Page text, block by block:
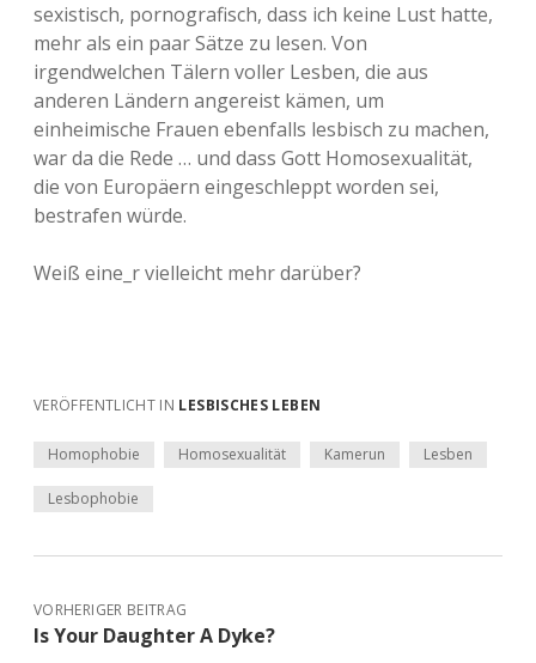
sexistisch, pornografisch, dass ich keine Lust hatte,
mehr als ein paar Sätze zu lesen. Von
irgendwelchen Tälern voller Lesben, die aus
anderen Ländern angereist kämen, um
einheimische Frauen ebenfalls lesbisch zu machen,
war da die Rede … und dass Gott Homosexualität,
die von Europäern eingeschleppt worden sei,
bestrafen würde.
Weiß eine_r vielleicht mehr darüber?
VERÖFFENTLICHT IN LESBISCHES LEBEN
Homophobie Homosexualität Kamerun Lesben
Lesbophobie
VORHERIGER BEITRAG
Is Your Daughter A Dyke?